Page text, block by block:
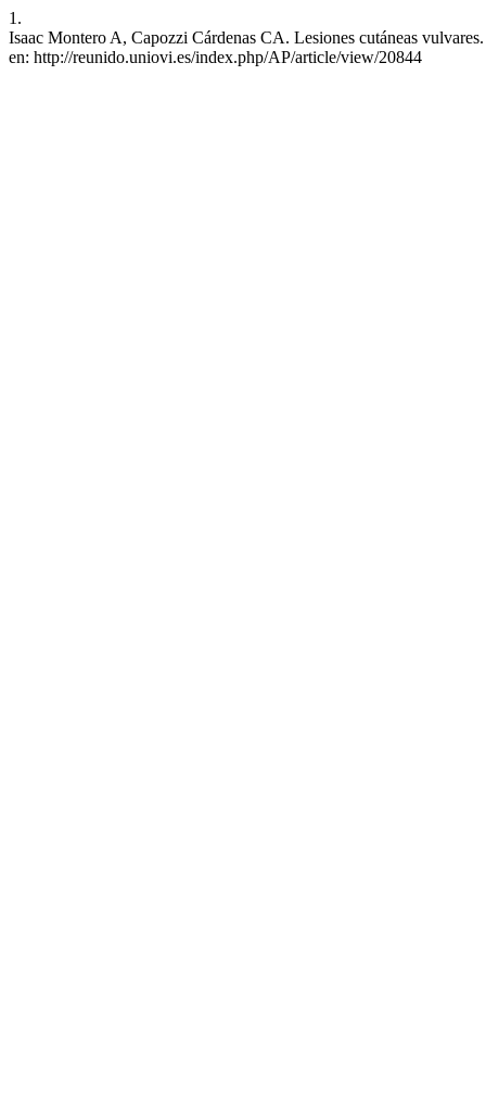
1.
Isaac Montero A, Capozzi Cárdenas CA. Lesiones cutáneas
en: http://reunido.uniovi.es/index.php/AP/article/view/20844